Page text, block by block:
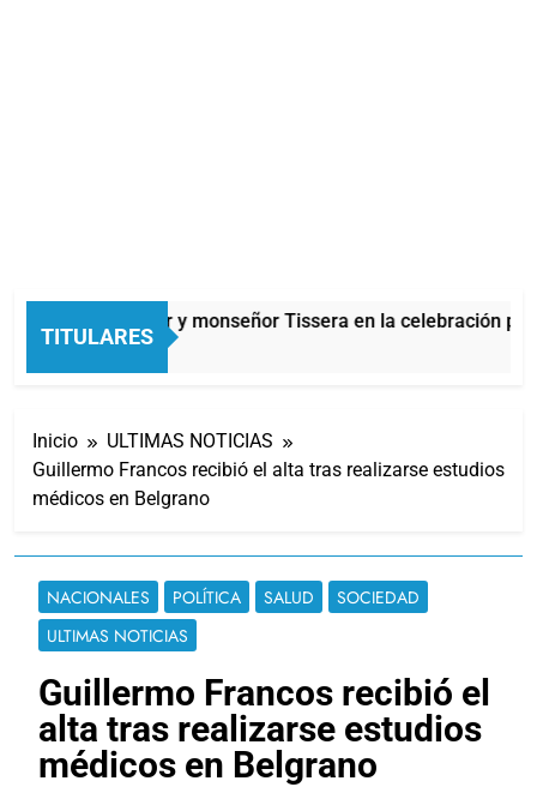
TITULARES
Carlos Balor y monseñor Tissera en la celebración por
1 Hora Atrás
Inicio
ULTIMAS NOTICIAS
Guillermo Francos recibió el alta tras realizarse estudios
médicos en Belgrano
NACIONALES POLÍTICA SALUD
SOCIEDAD
ULTIMAS NOTICIAS
Guillermo Francos recibió el
alta tras realizarse estudios
médicos en Belgrano